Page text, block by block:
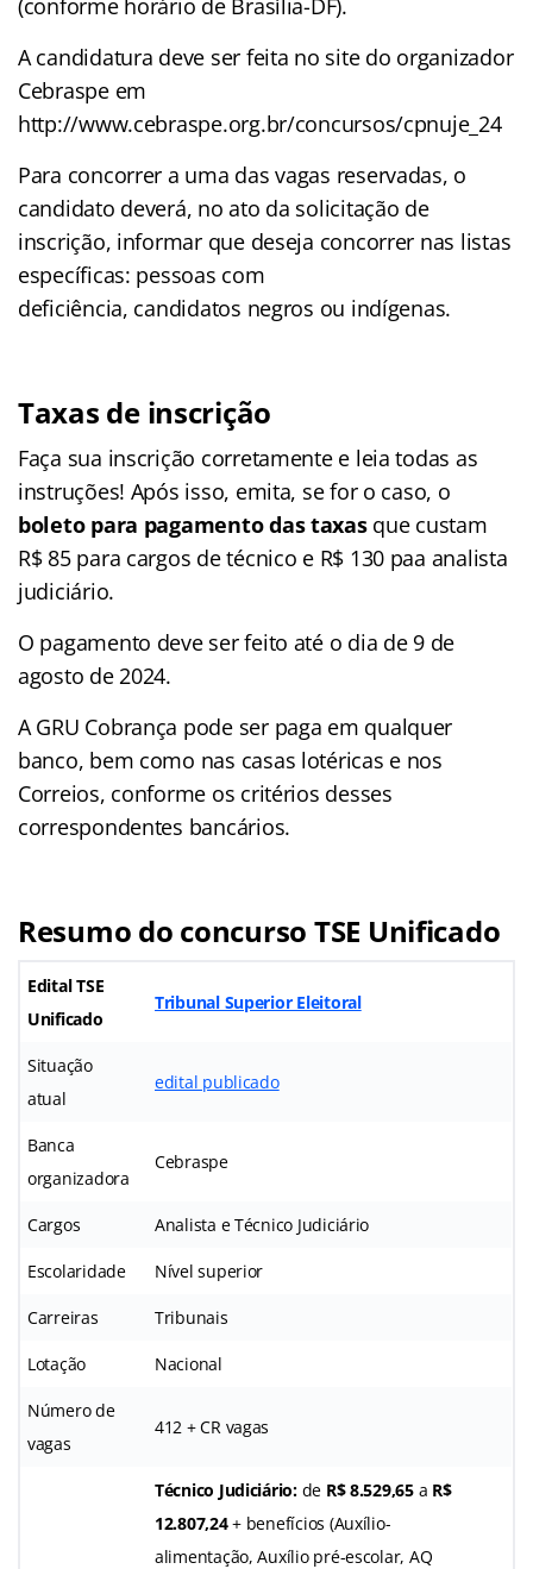
A candidatura deve ser feita no site do organizador
Cebraspe em
http://www.cebraspe.org.br/concursos/cpnuje_24
Para concorrer a uma das vagas reservadas, o
candidato deverá, no ato da solicitação de
inscrição, informar que deseja concorrer nas listas
específicas: pessoas com
deficiência, candidatos negros ou indígenas.
Taxas de inscrição
Faça sua inscrição corretamente e leia todas as
instruções! Após isso, emita, se for o caso, o
boleto para pagamento das taxasque custam
R$ 85 para cargos de técnico e R$ 130 paa analista
judiciário.
O pagamento deve ser feito até o dia de 9 de
agosto de 2024.
A GRU Cobrança pode ser paga em qualquer
banco, bem como nas casas lotéricas e nos
Correios, conforme os critérios desses
correspondentes bancários.
Resumo do concurso TSE Unificado
Edital TSE
Unificado
Tribunal Superior Eleitoral
Situação
atual
edital publicado
Banca
organizadora
Cebraspe
Cargos Analista e Técnico Judiciário
Escolaridade Nível superior
Carreiras Tribunais
Lotação Nacional
Número de
vagas
412 + CR vagas
Técnico Judiciário:de R$ 8.529,65a R$
12.807,24+ benefícios (Auxílio-
alimentação, Auxílio pré-escolar, AQ